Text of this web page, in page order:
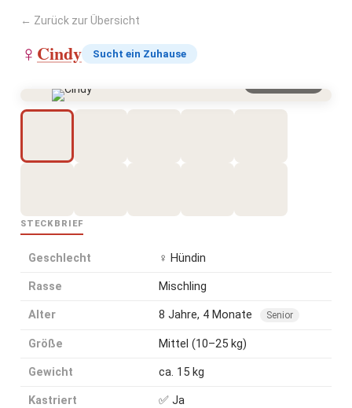
← Zurück zur Übersicht
♀ Cindy Sucht ein Zuhause
STECKBRIEF
Geschlecht ♀ Hündin
Rasse Mischling
Alter 8 Jahre, 4 Monate Senior
Größe Mittel (10–25 kg)
Gewicht ca. 15 kg
Kastriert ✅ Ja